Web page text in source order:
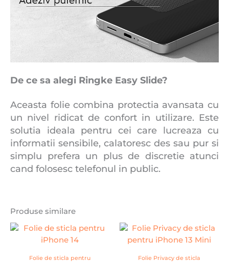
De ce sa alegi Ringke Easy Slide?
Aceasta folie combina protectia avansata cu
un nivel ridicat de confort in utilizare. Este
solutia ideala pentru cei care lucreaza cu
informatii sensibile, calatoresc des sau pur si
simplu prefera un plus de discretie atunci
cand folosesc telefonul in public.
Produse similare
Folie de sticla pentru
Folie Privacy de sticla